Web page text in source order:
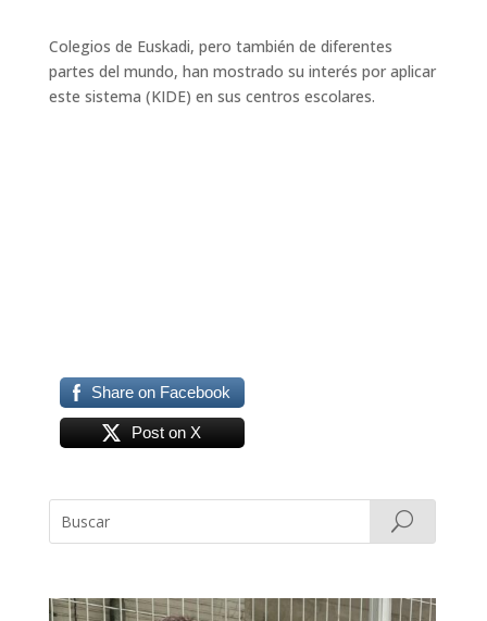
Colegios de Euskadi, pero también de diferentes
partes del mundo, han mostrado su interés por aplicar
este sistema (KIDE) en sus centros escolares.
Share on Facebook
Post on X